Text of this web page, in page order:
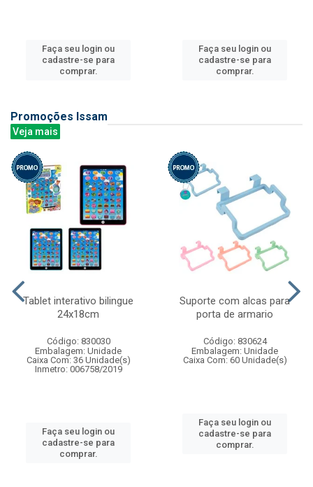
Faça seu login ou
cadastre-se para
comprar.
Faça seu login ou
cadastre-se para
comprar.
Promoções Issam
Veja mais
Tablet interativo bilingue
24x18cm
Código: 830030
Embalagem: Unidade
Caixa Com: 36 Unidade(s)
Inmetro: 006758/2019
Faça seu login ou
cadastre-se para
comprar.
Suporte com alcas para
porta de armario
Código: 830624
Embalagem: Unidade
Caixa Com: 60 Unidade(s)
Faça seu login ou
cadastre-se para
comprar.